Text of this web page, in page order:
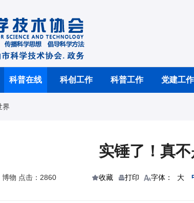
科普在线 科创工作 科普工作 党建工作
界
实锤了！真不
物 点击：2860 收藏 打印 字体： 大